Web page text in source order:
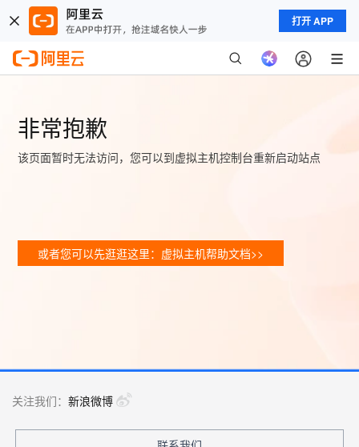
打开 APP
非常抱歉
该页面暂时无法访问，您可以到虚拟主机控制台重新启动站点
或者您可以先逛逛这里：虚拟主机帮助文档>>